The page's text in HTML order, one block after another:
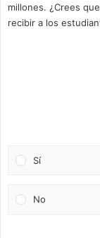
millones. ¿Crees
recibir a los
Sí
No